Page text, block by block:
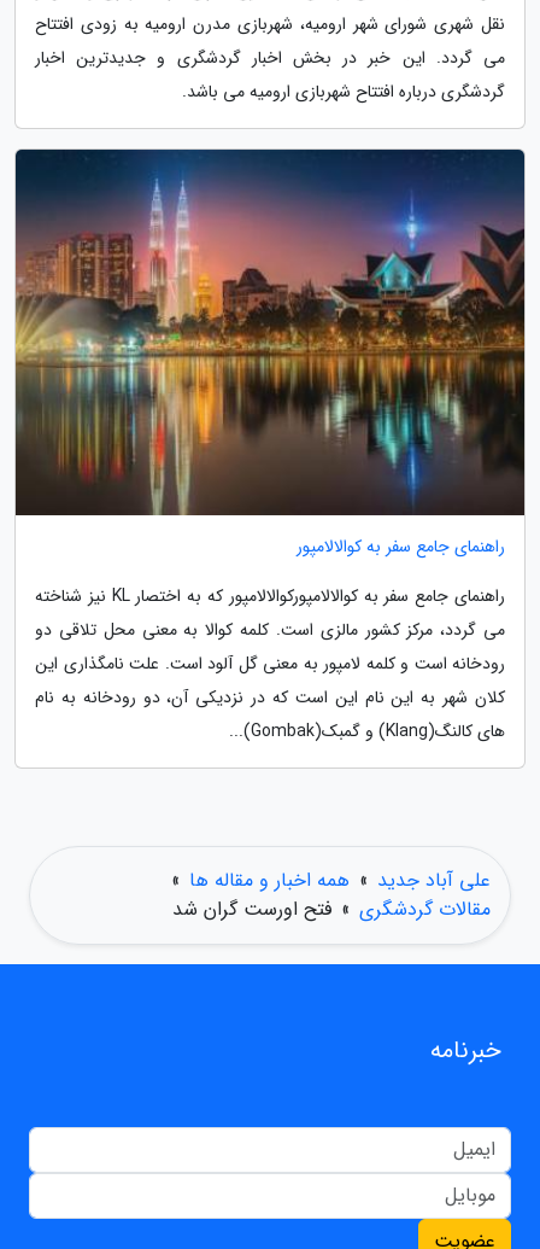
نقل شهری شورای شهر ارومیه، شهربازی مدرن ارومیه به زودی افتتاح
می گردد. این خبر در بخش اخبار گردشگری و جدیدترین اخبار
گردشگری درباره افتتاح شهربازی ارومیه می باشد.
راهنمای جامع سفر به کوالالامپور
راهنمای جامع سفر به کوالالامپورکوالالامپور که به اختصار KL نیز شناخته
می گردد، مرکز کشور مالزی است. کلمه کوالا به معنی محل تلاقی دو
رودخانه است و کلمه لامپور به معنی گل آلود است. علت نامگذاری این
کلان شهر به این نام این است که در نزدیکی آن، دو رودخانه به نام
های کالنگ(Klang) و گمبک(Gombak)...
علی آباد جدید » همه اخبار و مقاله ها »
مقالات گردشگری » فتح اورست گران شد
خبرنامه
عضویت